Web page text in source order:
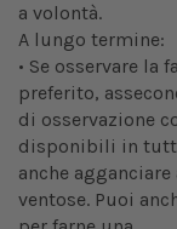
a volontà.
A lungo termine:
• Se osservare la
preferito,
di osservazione
disponibili in
anche
ventose. Puoi